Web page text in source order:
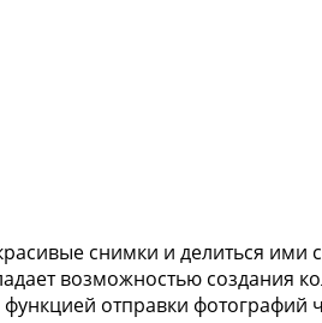
снимки и делиться ими
возможностью создания
отправки фотографий